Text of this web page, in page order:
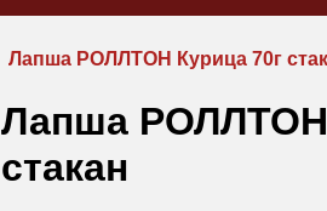
Лапша РОЛЛТОН Курица 70г
Лапша РОЛЛТОН
стакан